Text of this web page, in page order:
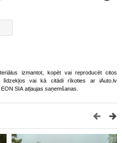
izmantot, kopēt vai reproducēt citos
līdzekļos vai kā citādi rīkoties ar iAuto.lv
SIA atļaujas saņemšanas.